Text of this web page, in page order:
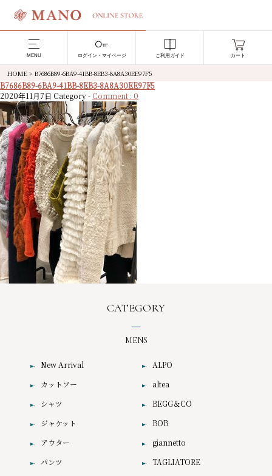
MENU ログイン・マイページ ご利用ガイド カート
HOME > B7686B89-6BA9-41BB-8EB3-8A8A30EE97F5
B7686B89-6BA9-41BB-8EB3-8A8A30EE97F5
2020年11月7日 Category - Comment : 0
CATEGORY
MENS
New Arrival
カットソー
シャツ
ジャケット
アウター
パンツ
ALPO
altea
BEGG＆CO
BOB
giannetto
TAGLIATORE